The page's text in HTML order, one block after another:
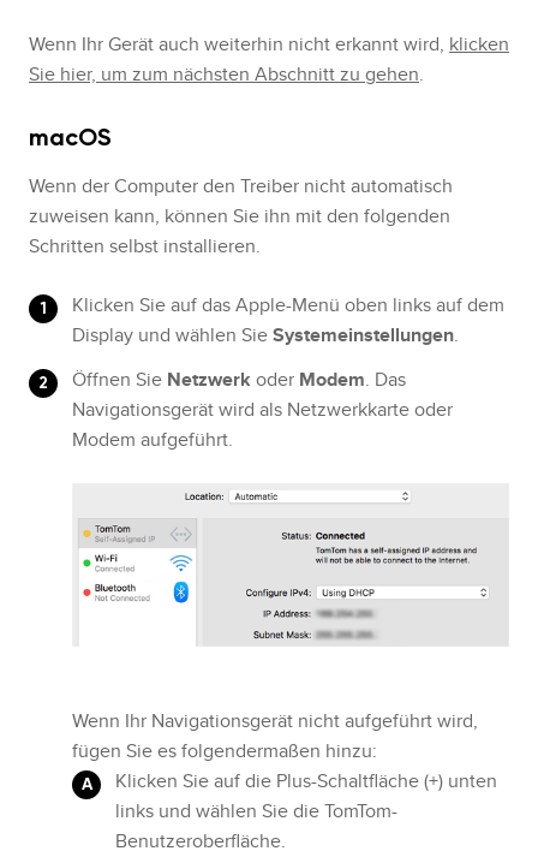
Wenn Ihr Gerät auch weiterhin nicht erkannt wird, klicken
Sie hier, um zum nächsten Abschnitt zu gehen.
macOS
Wenn der Computer den Treiber nicht automatisch
zuweisen kann, können Sie ihn mit den folgenden
Schritten selbst installieren.
Klicken Sie auf das Apple-Menü oben links auf dem
Display und wählen SieSystemeinstellungen.
Öffnen Sie Netzwerkoder Modem. Das
Navigationsgerät wird als Netzwerkkarte oder
Modem aufgeführt.
Wenn Ihr Navigationsgerät nicht aufgeführt wird,
fügen Sie es folgendermaßen hinzu:
Klicken Sie auf die Plus-Schaltfläche (+) unten
links und wählen Sie die TomTom-
Benutzeroberfläche.